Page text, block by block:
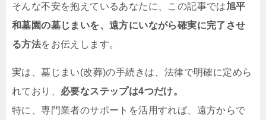
そんな不安を抱えているあなたに、この記事では旭平
和墓園の墓じまいを、遠方にいながら確実に完了させ
る方法をお伝えします。
実は、墓じまい(改葬)の手続きは、法律で明確に定めら
れており、 必要なステップは4つだけ。
特に、専門業者のサポートを活用すれば、遠方からで